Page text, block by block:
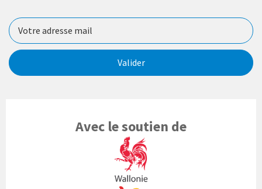
Valider
Avec le soutien de